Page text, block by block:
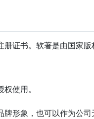
证书。软著是由国家
使用。
形象，也可以作为公司